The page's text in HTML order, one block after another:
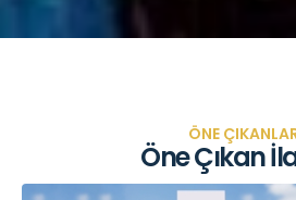
ÖNE
Öne Çıkan